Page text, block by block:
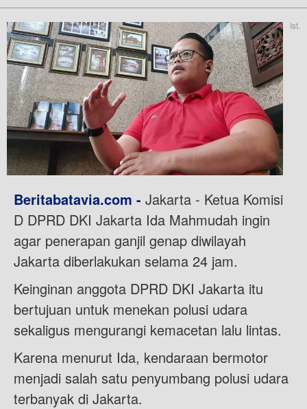
Ist.
Beritabatavia.com - Jakarta - Ketua Komisi
D DPRD DKI Jakarta Ida Mahmudah ingin
agar penerapan ganjil genap diwilayah
Jakarta diberlakukan selama 24 jam.
Keinginan anggota DPRD DKI Jakarta itu
bertujuan untuk menekan polusi udara
sekaligus mengurangi kemacetan lalu lintas.
Karena menurut Ida, kendaraan bermotor
menjadi salah satu penyumbang polusi udara
terbanyak di Jakarta.